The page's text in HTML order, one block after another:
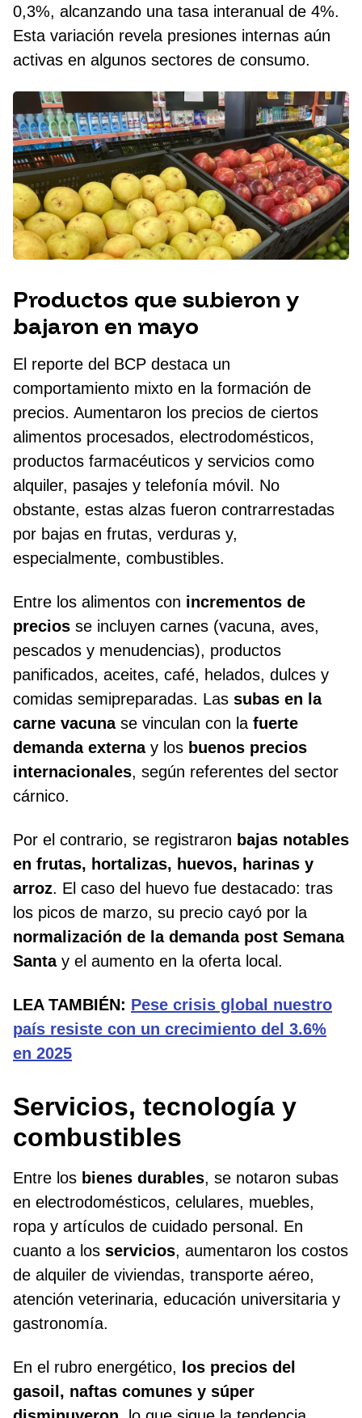
0,3%, alcanzando una tasa interanual de 4%.
Esta variación revela presiones internas aún
activas en algunos sectores de consumo.
Productos que subieron y
bajaron en mayo
El reporte del BCP destaca un
comportamiento mixto en la formación de
precios. Aumentaron los precios de ciertos
alimentos procesados, electrodomésticos,
productos farmacéuticos y servicios como
alquiler, pasajes y telefonía móvil. No
obstante, estas alzas fueron contrarrestadas
por bajas en frutas, verduras y,
especialmente, combustibles.
Entre los alimentos con incrementos de
precios se incluyen carnes (vacuna, aves,
pescados y menudencias), productos
panificados, aceites, café, helados, dulces y
comidas semipreparadas. Las subas en la
carne vacunase vinculan con la fuerte
demanda externay los buenos precios
internacionales, según referentes del sector
cárnico.
Por el contrario, se registraron bajas notables
en frutas, hortalizas, huevos, harinas y
arroz. El caso del huevo fue destacado: tras
los picos de marzo, su precio cayó por la
normalización de la demanda post Semana
Santay el aumento en la oferta local.
LEA TAMBIÉN: Pese crisis global nuestro
país resiste con un crecimiento del 3.6%
en 2025
Servicios, tecnología y
combustibles
Entre los bienes durables, se notaron subas
en electrodomésticos, celulares, muebles,
ropa y artículos de cuidado personal. En
cuanto a los servicios, aumentaron los costos
de alquiler de viviendas, transporte aéreo,
atención veterinaria, educación universitaria y
gastronomía.
En el rubro energético,
los precios del
gasoil, naftas comunes y súper